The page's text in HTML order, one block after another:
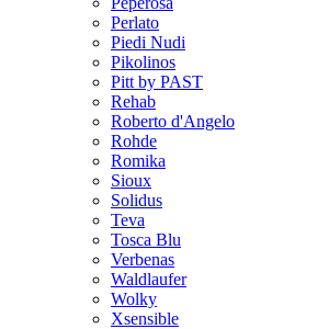
Perlato
Piedi Nudi
Pikolinos
Pitt by PAST
Rehab
Roberto d'Angelo
Rohde
Romika
Sioux
Solidus
Teva
Tosca Blu
Verbenas
Waldlaufer
Wolky
Xsensible